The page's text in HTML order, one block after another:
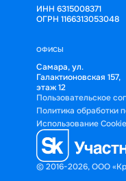
ИНН 6315008371
ОГРН 1166313053048
ОФИСЫ
Самара, ул.
Галактионовская 157,
этаж 12
© 2016-2026, ООО
Пользовательское
Политика обработки
Использование